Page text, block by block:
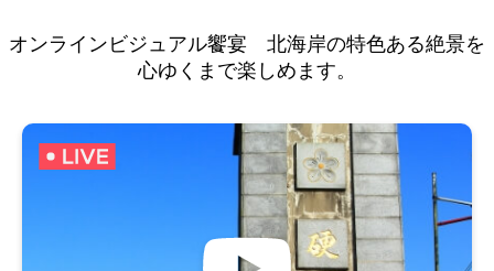
オンラインビジュアル饗宴 北海岸の特色ある絶景を
心ゆくまで楽しめます。